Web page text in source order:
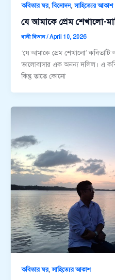
কবিতার ঘর,বিনোদন,সাহিত্যের আকাশ
যে আমাকে প্রেম শেখালো-
বানী বিতান/April 10, 2026
‘যে আমাকে প্রেম শেখালো’ কবিতাটি
ভালোবাসার এক অনন্য দলিল। এ
কিন্তু তাতে কোনো
কবিতার ঘর,সাহিত্যের আকাশ